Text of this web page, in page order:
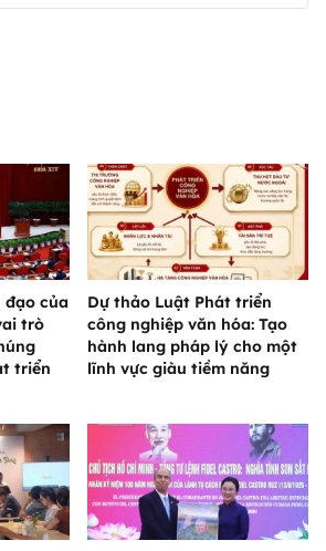
đạo của
trò
triển
Dự thảo Luật Phát triển
công nghiệp văn hóa: Tạo
hành lang pháp lý cho một
lĩnh vực giàu tiềm năng